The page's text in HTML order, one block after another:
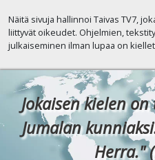
Näitä sivuja hallinnoi Taivas TV7,
liittyvät oikeudet. Ohjelmien,
julkaiseminen ilman lupaa on
Jokaisen kielen
Jumalan
Herra."